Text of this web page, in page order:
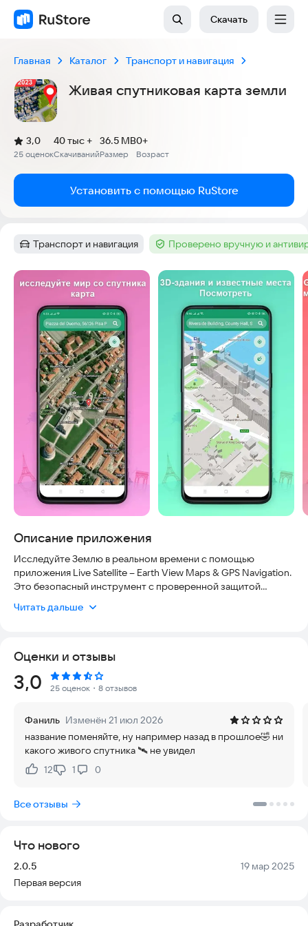
Скачать
Главная Каталог Транспорт и навигация
Живая спутниковая карта земли
Рейтинг:
3,0
(
25 оценок
)
Скачиваний
40 тыс +
Размер
36.5 MB
Возраст
0+
Установить с помощью RuStore
Категория:
Транспорт и навигация Тег :Проверено вручную и
Скриншоты
Описание приложения
Исследуйте Землю в реальном времени с помощью
приложения Live Satellite – Earth View Maps & GPS Navigation.
Это безопасный инструмент с проверенной защитой
снимки, которые обновляются постоянно. Вы получите
🌍 Живые карты и спутниковые снимки
Приложение показывает актуальное состояние Земли. Вы
можете путешествовать по карте, следить за своим
Найдите любой адрес, проложите маршрут и
перемещайтесь в любую точку мира.
🗣️ Голосовая навигация и маршруты
Встроенный GPS-навигатор дает голосовые инструкции для
движении в реальном времени предоставляют самую
двигаться куда угодно.
Приложение отображает вид со спутника в реальном
Читать дальше
Оценки и отзывы
Рейтинг:
3,0 25 оценок ・8 отзывов
Фаниль Изменён 21 июл 2026
название поменяйте, ну например назад в прошлое🤣 ни
какого живого спутника 🛰️ не увидел
Нравится:
12Не нравится:
1 0
Все отзывы
Что нового
Версия:
2.0.5 Дата:
19 мар 2025
Первая версия